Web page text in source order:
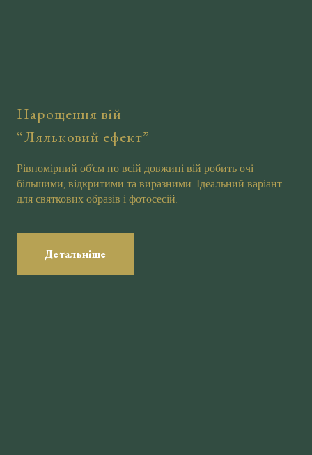
Нарощення вій
“Ляльковий ефект”
Рівномірний об’єм по всій довжині вій робить очі
більшими, відкритими та виразними. Ідеальний варіант
для святкових образів і фотосесій.
Детальніше